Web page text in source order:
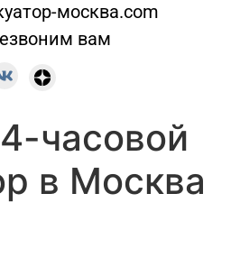
москва.com
вам
часовой
в Москва